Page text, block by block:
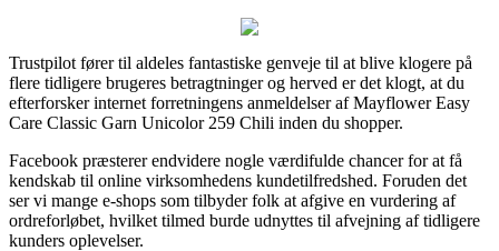
Trustpilot fører til aldeles fantastiske genveje til at blive klogere på
flere tidligere brugeres betragtninger og herved er det klogt, at du
efterforsker internet forretningens anmeldelser af Mayflower Easy
Care Classic Garn Unicolor 259 Chili inden du shopper.
Facebook præsterer endvidere nogle værdifulde chancer for at få
kendskab til online virksomhedens kundetilfredshed. Foruden det
ser vi mange e-shops som tilbyder folk at afgive en vurdering af
ordreforløbet, hvilket tilmed burde udnyttes til afvejning af tidligere
kunders oplevelser.